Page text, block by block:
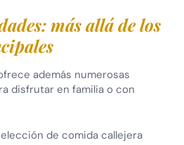
más allá de los
además numerosas
disfrutar en familia o con
de comida callejera